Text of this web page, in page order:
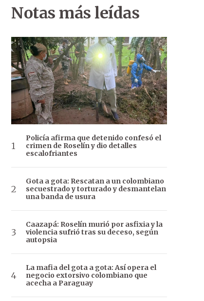
Notas más leídas
Policía afirma que detenido confesó el
crimen de Roselín y dio detalles
escalofriantes
Gota a gota: Rescatan a un colombiano
secuestrado y torturado y desmantelan
una banda de usura
Caazapá: Roselín murió por asfixia y la
violencia sufrió tras su deceso, según
autopsia
La mafia del gota a gota: Así opera el
negocio extorsivo colombiano que
acecha a Paraguay